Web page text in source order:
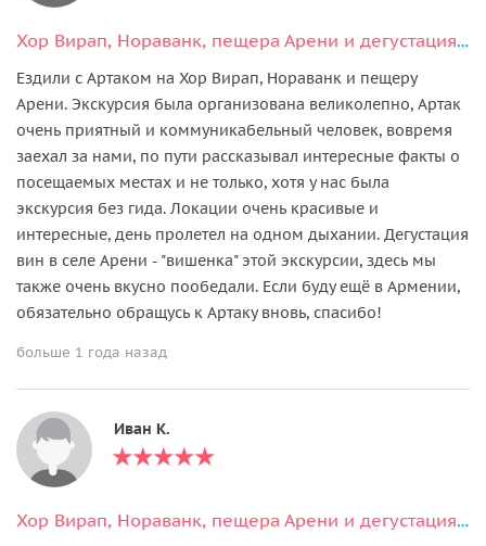
Хор Вирап, Нораванк, пещера Арени и дегустация вин
Ездили с Артаком на Хор Вирап, Нораванк и пещеру
Арени. Экскурсия была организована великолепно, Артак
очень приятный и коммуникабельный человек, вовремя
заехал за нами, по пути рассказывал интересные факты о
посещаемых местах и не только, хотя у нас была
экскурсия без гида. Локации очень красивые и
интересные, день пролетел на одном дыхании. Дегустация
вин в селе Арени - "вишенка" этой экскурсии, здесь мы
также очень вкусно пообедали. Если буду ещё в Армении,
обязательно обращусь к Артаку вновь, спасибо!
больше 1 года назад
Иван К.
Хор Вирап, Нораванк, пещера Арени и дегустация вин